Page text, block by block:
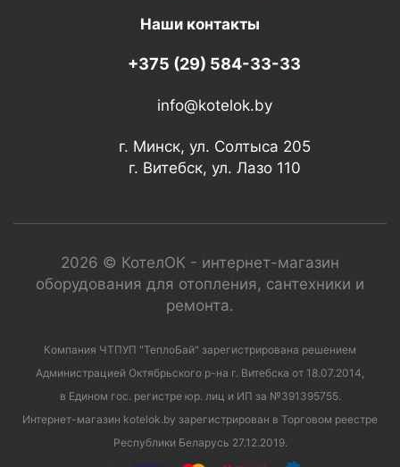
Наши контакты
+375 (29) 584-33-33
info@kotelok.by
г. Минск, ул. Солтыса 205
г. Витебск, ул. Лазо 110
2026 © КотелОК - интернет-магазин
оборудования для отопления, сантехники и
ремонта.
Компания ЧТПУП "ТеплоБай" зарегистрирована решением
Администрацией Октябрьского р-на г. Витебска от 18.07.2014,
в Едином гос. регистре юр. лиц и ИП за №391395755.
Интернет-магазин kotelok.by зарегистрирован в Торговом реестре
Республики Беларусь 27.12.2019.